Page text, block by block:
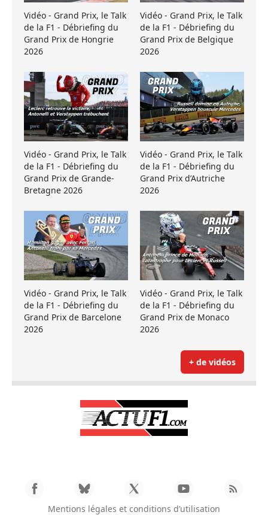
Vidéo - Grand Prix, le Talk
de la F1 - Débriefing du
Grand Prix de Hongrie
2026
Vidéo - Grand Prix, le Talk
de la F1 - Débriefing du
Grand Prix de Belgique
2026
Vidéo - Grand Prix, le Talk
de la F1 - Débriefing du
Grand Prix de Grande-
Bretagne 2026
Vidéo - Grand Prix, le Talk
de la F1 - Débriefing du
Grand Prix d’Autriche
2026
Vidéo - Grand Prix, le Talk
de la F1 - Débriefing du
Grand Prix de Barcelone
2026
Vidéo - Grand Prix, le Talk
de la F1 - Débriefing du
Grand Prix de Monaco
2026
+ de vidéos
Mentions légales et conditions d’utilisation